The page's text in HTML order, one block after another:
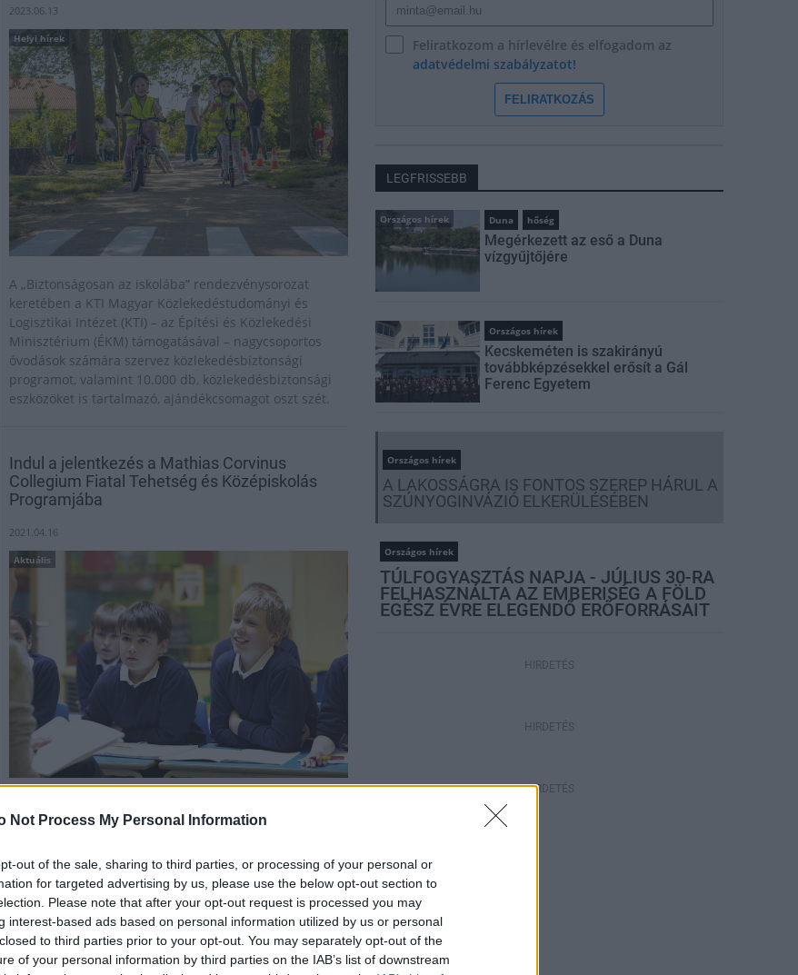
Not Process My Personal Information
out of the sale, sharing to third parties, or processing of your personal or
for targeted advertising by us, please use the below opt-out section to
Please note that after your opt-out request is processed you may
interest-based ads based on personal information utilized by us or personal
to third parties prior to your opt-out. You may separately opt-out of the
of your personal information by third parties on the IAB’s list of downstream
2023.06.13
Helyi hírek
A „Biztonságosan az iskolába” rendezvénysorozat
keretében a KTI Magyar Közlekedéstudományi és
Logisztikai Intézet (KTI) – az Építési és Közlekedési
Minisztérium (ÉKM) támogatásával – nagycsoportos
óvodások számára szervez közlekedésbiztonsági
programot, valamint 10.000 db, közlekedésbiztonsági
eszközöket is tartalmazó, ajándékcsomagot oszt szét.
Indul a jelentkezés a Mathias Corvinus
Collegium Fiatal Tehetség és Középiskolás
Programjába
2021.04.16
Aktuális
Debrecenben, Győrben, Kecskeméten,
Szekszárdon, valamint Szolnokon indulnak a program
képzései.
Számos önkormányzat támogatja a
koronavírus ellen védekezőket és a
Feliratkozom a hírlevélre és elfogadom az
adatvédelmi szabályzatot!
FELIRATKOZÁS
LEGFRISSEBB
Országos hírek Duna hőség
Megérkezett az eső a Duna
vízgyűjtőjére
Országos hírek
Kecskeméten is szakirányú
továbbképzésekkel erősít a Gál
Ferenc Egyetem
Országos hírek
A LAKOSSÁGRA IS FONTOS SZEREP HÁRUL A
SZÚNYOGINVÁZIÓ ELKERÜLÉSÉBEN
Országos hírek
TÚLFOGYASZTÁS NAPJA - JÚLIUS 30-RA
FELHASZNÁLTA AZ EMBERISÉG A FÖLD
EGÉSZ ÉVRE ELEGENDŐ ERŐFORRÁSAIT
HIRDETÉS
HIRDETÉS
HIRDETÉS